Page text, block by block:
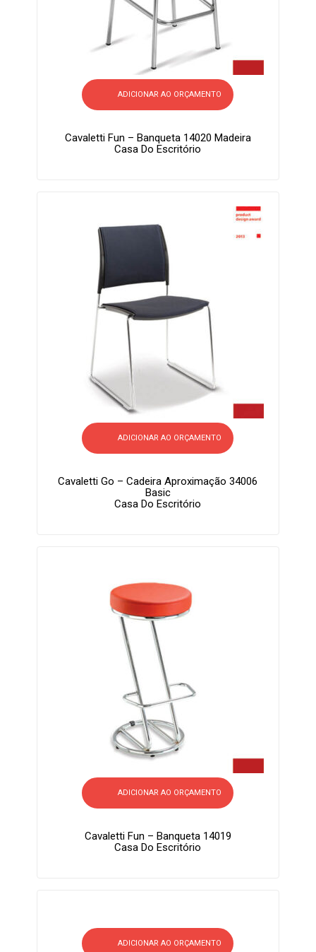
ADICIONAR AO ORÇAMENTO
Cavaletti Fun – Banqueta 14020 Madeira
Casa Do Escritório
ADICIONAR AO ORÇAMENTO
Cavaletti Go – Cadeira Aproximação 34006
Basic
Casa Do Escritório
ADICIONAR AO ORÇAMENTO
Cavaletti Fun – Banqueta 14019
Casa Do Escritório
ADICIONAR AO ORÇAMENTO